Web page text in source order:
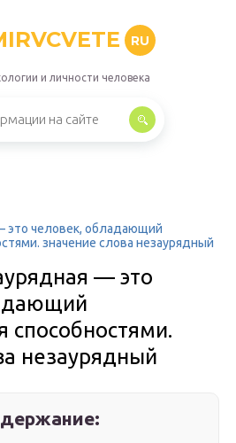
RU
и личности человека
это человек, обладающий
значение слова незаурядный
— это
незаурядный